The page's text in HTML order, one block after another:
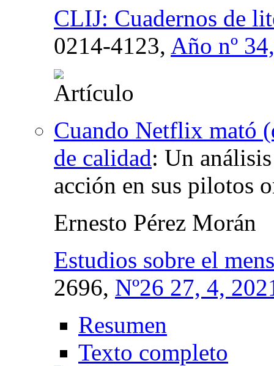
CLIJ: Cuadernos de
0214-4123, Año nº
Cuando Netflix mató
de calidad: Un
acción en sus pilotos
Ernesto Pérez Morán
Estudios sobre el
2696, Nº26 27, 4,
Resumen
Texto completo